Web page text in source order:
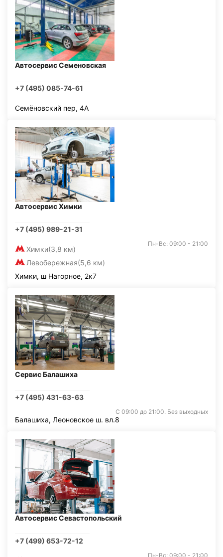
Автосервис Семеновская
+7 (495) 085-74-61
Семёновский пер, 4А
Автосервис Химки
+7 (495) 989-21-31
Химки(3,8 км)
Левобережная(5,6 км)
Пн-Вс: 09:00 - 21:00
Химки, ш Нагорное, 2к7
Сервис Балашиха
+7 (495) 431-63-63
С 09:00 до 21:00. Без выходных
Балашиха, Леоновское ш. вл.8
Автосервис Севастопольский
+7 (499) 653-72-12
Пн-Вс: 09:00 - 21:00